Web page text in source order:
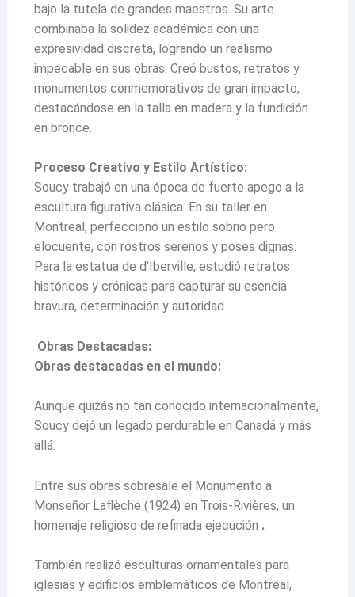
bajo la tutela de grandes maestros. Su arte
combinaba la solidez académica con una
expresividad discreta, logrando un realismo
impecable en sus obras. Creó bustos, retratos y
monumentos conmemorativos de gran impacto,
destacándose en la talla en madera y la fundición
en bronce.
Proceso Creativo y Estilo Artístico:
Soucy trabajó en una época de fuerte apego a la
escultura figurativa clásica. En su taller en
Montreal, perfeccionó un estilo sobrio pero
elocuente, con rostros serenos y poses dignas.
Para la estatua de d’Iberville, estudió retratos
históricos y crónicas para capturar su esencia:
bravura, determinación y autoridad.
Obras Destacadas:
Obras destacadas en el mundo:
Aunque quizás no tan conocido internacionalmente,
Soucy dejó un legado perdurable en Canadá y más
allá.
Entre sus obras sobresale el Monumento a
Monseñor Laflèche (1924) en Trois-Rivières, un
homenaje religioso de refinada ejecución .
También realizó esculturas ornamentales para
iglesias y edificios emblemáticos de Montreal,